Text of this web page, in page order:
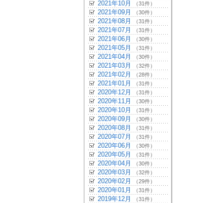
2021年10月 （31件）
2021年09月 （30件）
2021年08月 （31件）
2021年07月 （31件）
2021年06月 （30件）
2021年05月 （31件）
2021年04月 （30件）
2021年03月 （32件）
2021年02月 （28件）
2021年01月 （31件）
2020年12月 （31件）
2020年11月 （30件）
2020年10月 （31件）
2020年09月 （30件）
2020年08月 （31件）
2020年07月 （31件）
2020年06月 （30件）
2020年05月 （31件）
2020年04月 （30件）
2020年03月 （32件）
2020年02月 （29件）
2020年01月 （31件）
2019年12月 （31件）